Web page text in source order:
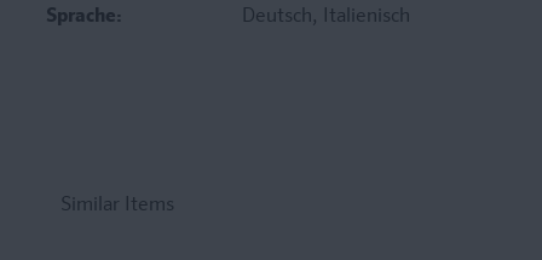
Sprache: Deutsch, Italienisch
Similar Items